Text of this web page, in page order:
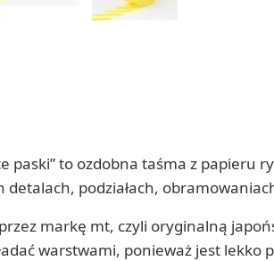
paski” to ozdobna taśma z
detalach, podziałach,
markę mt, czyli oryginalną
warstwami, ponieważ jest